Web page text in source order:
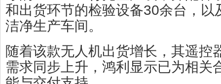
和出货环节的检验设备30余台，以
洁净生产车间。
随着该款无人机出货增长，其遥控
需求同步上升，鸿利显示已为相关